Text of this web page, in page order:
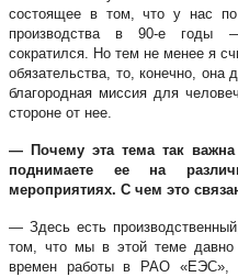
состоящее в том, что у нас
производства в 90-е годы
сократился. Но тем не менее я
обязательства, то, конечно,
благородная миссия для
стороне от нее.
— Почему эта тема так
поднимаете ее на
мероприятиях. С чем это
— Здесь есть
том, что мы в этой теме
времен работы в РАО «ЕЭС»,